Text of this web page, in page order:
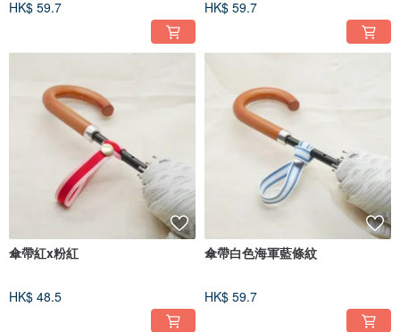
HK$ 59.7 HK$ 59.7
傘帶紅x粉紅
HK$ 48.5
傘帶白色海軍藍條紋
HK$ 59.7